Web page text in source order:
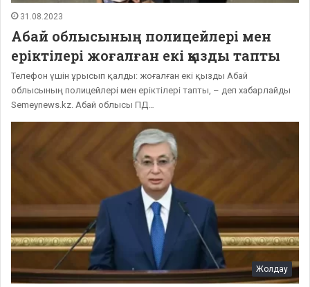
31.08.2023
Абай облысының полицейлері мен
еріктілері жоғалған екі қызды тапты
Телефон үшін ұрысып қалды: жоғалған екі қызды Абай
облысының полицейлері мен еріктілері тапты, – деп хабарлайды
Semeynews.kz. Абай облысы ПД…
Жолдау